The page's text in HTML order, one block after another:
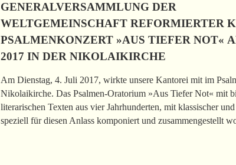
GENERALVERSAMMLUNG DER
WELTGEMEINSCHAFT REFORMIERTER
PSALMENKONZERT »AUS TIEFER NOT«
2017 IN DER NIKOLAIKIRCHE
Am Dienstag, 4. Juli 2017, wirkte unsere Kantorei mit im
Nikolaikirche. Das Psalmen-Oratorium »Aus Tiefer Not« mit
literarischen Texten aus vier Jahrhunderten, mit klassischer
speziell für diesen Anlass komponiert und zusammengestellt